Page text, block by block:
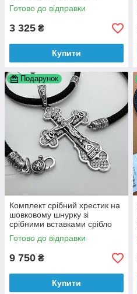
Готово до відправки
3 325 ₴
Купити
Подарунок
Комплект срібний хрестик на
шовковому шнурку зі
срібними вставками срібло
чорнене 925 проби
Готово до відправки
9 750 ₴
Купити